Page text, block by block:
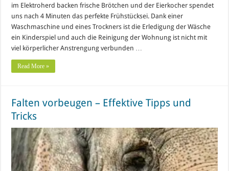
im Elektroherd backen frische Brötchen und der Eierkocher spendet
uns nach 4 Minuten das perfekte Frühstücksei. Dank einer
Waschmaschine und eines Trockners ist die Erledigung der Wäsche
ein Kinderspiel und auch die Reinigung der Wohnung ist nicht mit
viel körperlicher Anstrengung verbunden …
Read More »
Falten vorbeugen – Effektive Tipps und
Tricks